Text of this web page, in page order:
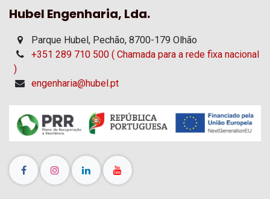
Hubel Engenharia, Lda.
Parque Hubel, Pechão, 8700-179 Olhão
+351 289 710 500 ( Chamada para a rede fixa nacional
)
engenharia@hubel.pt